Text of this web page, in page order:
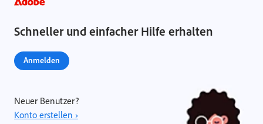
Schneller und einfacher Hilfe erhalten
Anmelden
Neuer Benutzer?
Konto erstellen ›